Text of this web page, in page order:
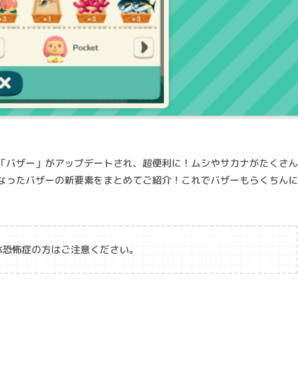
バザー」がアップデートされ、超便利に！ムシやサカナがたくさん
ったバザーの新要素をまとめてご紹介！これでバザーもらくちんに
怖症の方はご注意ください。